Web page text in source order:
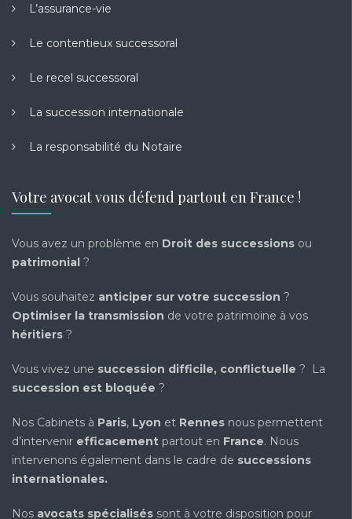
L’assurance-vie
Le contentieux successoral
Le recel successoral
La succession internationale
La responsabilité du Notaire
Votre avocat vous défend partout en France !
Vous avez un problème en Droit des successions ou
patrimonial ?
Vous souhaitez anticiper sur votre succession ?
Optimiser la transmission de votre patrimoine à vos
héritiers ?
Vous vivez une succession difficile, conflictuelle ? La
succession est bloquée ?
Nos Cabinets à Paris, Lyon et Rennes nous permettent
d’intervenir efficacement partout en France. Nous
intervenons également dans le cadre de successions
internationales.
Nos avocats spécialisés sont à votre disposition pour